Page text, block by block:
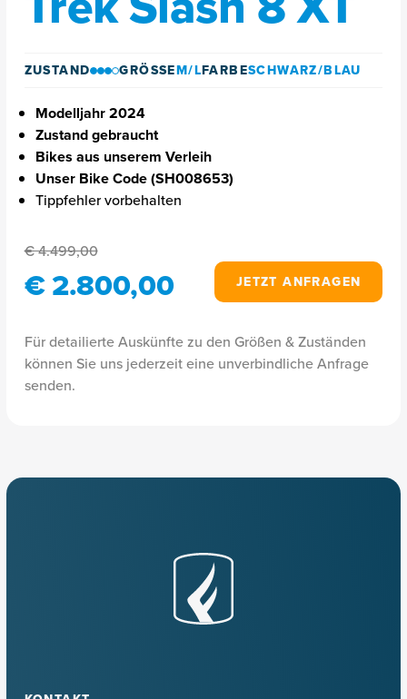
ZUSTAND GRÖSSEM/LFARBESCHWARZ/BLAU
Modelljahr 2024
Zustand gebraucht
Bikes aus unserem Verleih
Unser Bike Code (SH008653)
Tippfehler vorbehalten
€ 4.499,00
€ 2.800,00 JETZT ANFRAGEN
Für detailierte Auskünfte zu den Größen & Zuständen
können Sie uns jederzeit eine unverbindliche Anfrage
senden.